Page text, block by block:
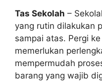
Tas Sekolah –
yang rutin dilakukan
sampai atas. Pergi
memerlukan
mempermudah
barang yang wajib